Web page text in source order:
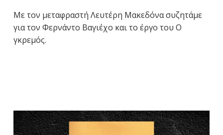
Με τον μεταφραστή Λευτέρη Μακεδόνα συζητάμε
για τον Φερνάντο Βαγιέχο και το έργο του Ο
γκρεμός.